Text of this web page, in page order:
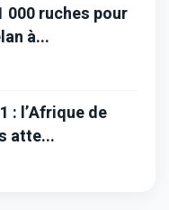
000 ruches pour
à...
: l’Afrique de
atte...